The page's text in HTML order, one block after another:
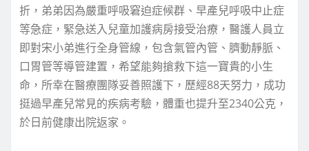
折，弟弟因為嚴重呼吸窘迫症候群、早產兒呼吸中止症
等急症，緊急送入兒童加護病房接受治療，醫護人員立
即對宋小弟進行全身管線，包含氣管內管、臍動靜脈、
口胃管等導管建置，希望能夠搶救下這一寶貴的小生
命，所幸在醫療團隊妥善照護下，歷經88天努力，成功
挺過早產兒常見的疾病考驗，體重也提升至2340公克，
於日前健康出院返家。